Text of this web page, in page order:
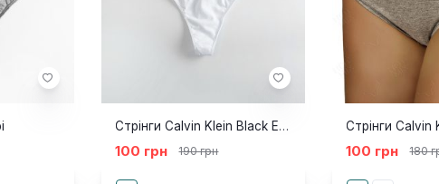
Стрінги Calvin Klein Black Empire білі
100 грн 190 грн 100 грн 180